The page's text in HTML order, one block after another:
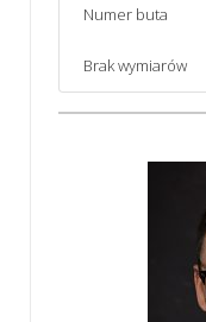
Numer buta
Brak wymiarów